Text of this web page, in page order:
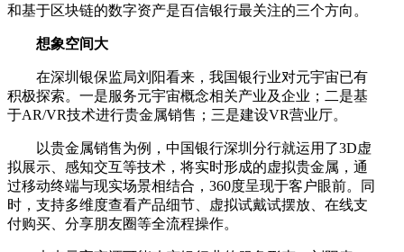
和基于区块链的数字资产是百信银行最关注的三个方向。
想象空间大
在深圳银保监局刘阳看来，我国银行业对元宇宙已有
积极探索。一是服务元宇宙概念相关产业及企业；二是基
于AR/VR技术进行贵金属销售；三是建设VR营业厅。
以贵金属销售为例，中国银行深圳分行就运用了3D虚
拟展示、感知交互等技术，将实时形成的虚拟贵金属，通
过移动终端与现实场景相结合，360度呈现于客户眼前。同
时，支持多维度查看产品细节、虚拟试戴试摆放、在线支
付购买、分享朋友圈等全流程操作。